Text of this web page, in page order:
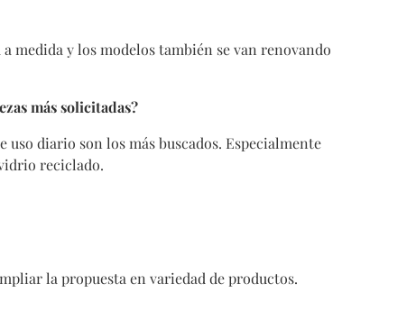
medida y los modelos también se van renovando
más solicitadas?
uso diario son los más buscados. Especialmente
reciclado.
la propuesta en variedad de productos.